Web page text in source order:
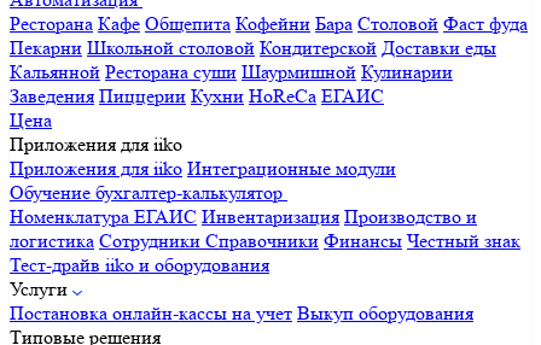
Ресторана Кафе Общепита Кофейни Бара Столовой Фаст фуда
Пекарни Школьной столовой Кондитерской Доставки еды
Кальянной Ресторана суши Шаурмишной Кулинарии
Заведения Пиццерии Кухни HoReCa ЕГАИС
Цена
Приложения для iiko
Приложения для iiko Интеграционные модули
Обучение бухгалтер-калькулятор
Номенклатура ЕГАИС Инвентаризация Производство и
логистика Сотрудники Справочники Финансы Честный знак
Тест-драйв iiko и оборудования
Услуги
Постановка онлайн-кассы на учет Выкуп оборудования
Типовые решения